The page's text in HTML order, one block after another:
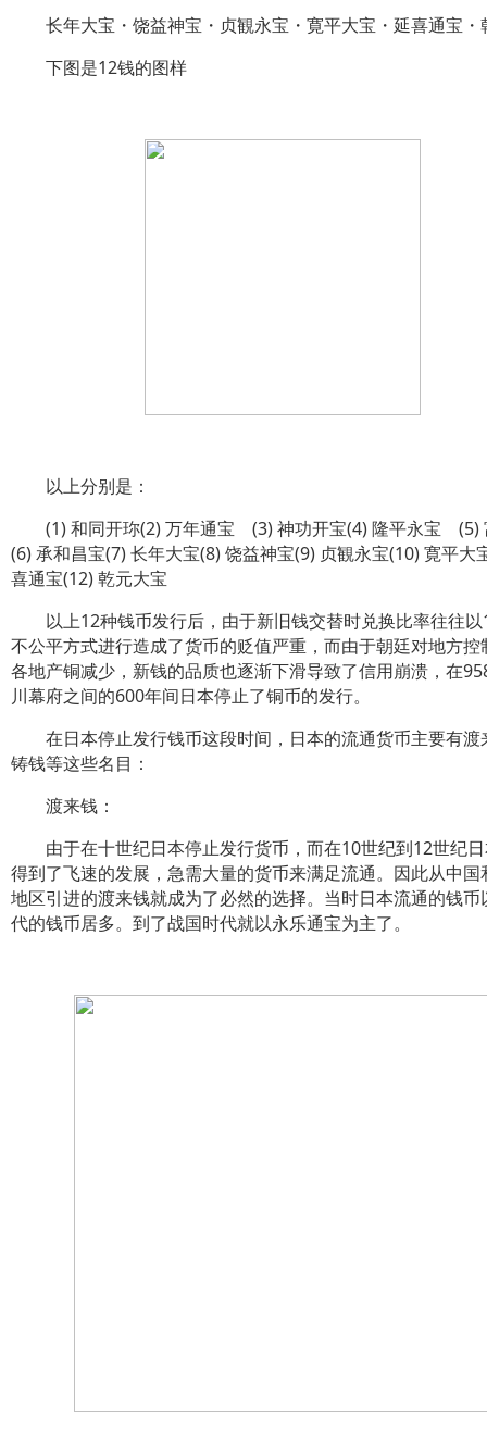
长年大宝・饶益神宝・贞観永宝・寛平大宝・延喜通宝・
下图是12钱的图样
以上分别是：
(1) 和同开珎(2) 万年通宝 (3) 神功开宝(4) 隆平永宝 (5)
(6) 承和昌宝(7) 长年大宝(8) 饶益神宝(9) 贞観永宝(10) 寛平大
喜通宝(12) 乾元大宝
以上12种钱币发行后，由于新旧钱交替时兑换比率往往以
不公平方式进行造成了货币的贬值严重，而由于朝廷对地方控
各地产铜减少，新钱的品质也逐渐下滑导致了信用崩溃，在
川幕府之间的600年间日本停止了铜币的发行。
在日本停止发行钱币这段时间，日本的流通货币主要有渡
铸钱等这些名目：
渡来钱：
由于在十世纪日本停止发行货币，而在10世纪到12世纪
得到了飞速的发展，急需大量的货币来满足流通。因此从中国
地区引进的渡来钱就成为了必然的选择。当时日本流通的钱币
代的钱币居多。到了战国时代就以永乐通宝为主了。